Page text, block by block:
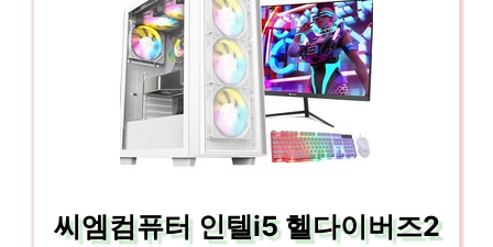
씨엠컴퓨터 인텔i5 헬다이버즈2